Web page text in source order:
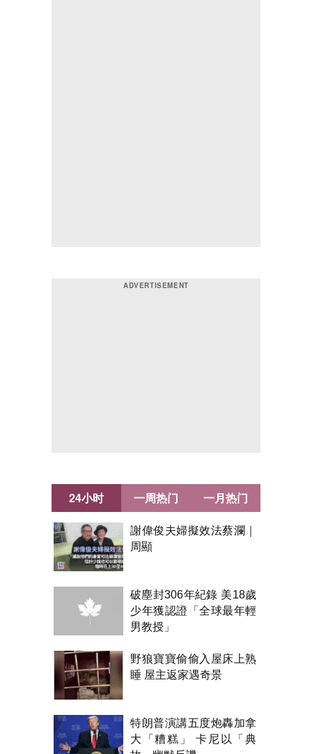
24小时
謝偉俊夫婦擬效法蔡瀾｜
周顯
破塵封306年紀錄 美18歲
少年獲認證「全球最年輕
男教授」
野狼寶寶偷偷入屋床上熟
睡 屋主返家遇奇景
特朗普演講五度炮轟加拿
大「糟糕」 卡尼以「典
一周热门 一月热门